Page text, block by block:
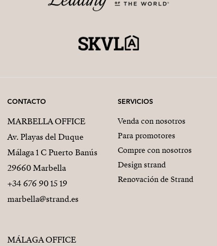
CONTACTO
MARBELLA OFFICE
Av. Playas del Duque
Málaga 1 C Puerto Banús
29660 Marbella
+34 676 90 15 19
marbella@strand.es
MÁLAGA OFFICE
SERVICIOS
Venda con nosotros
Para promotores
Compre con nosotros
Design strand
Renovación de Strand